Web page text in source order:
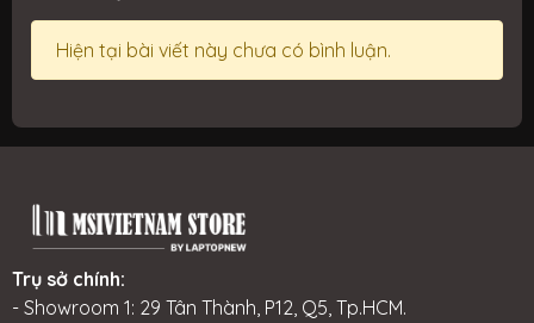
Hiện tại bài viết này chưa có bình luận.
Trụ sở chính:
- Showroom 1: 29 Tân Thành, P12, Q5, Tp.HCM.